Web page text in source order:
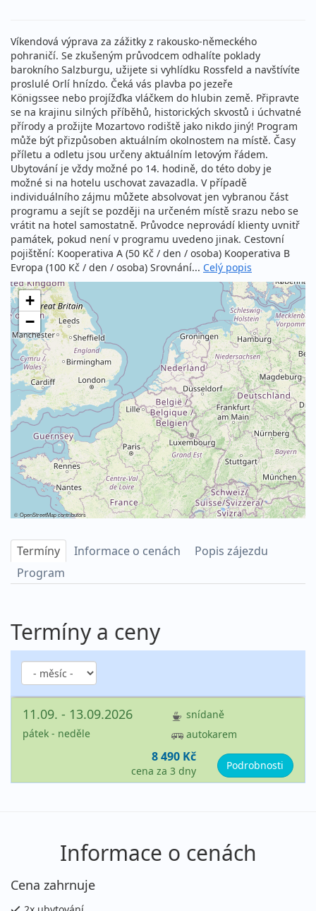
Víkendová výprava za zážitky z rakousko-německého
pohraničí. Se zkušeným průvodcem odhalíte poklady
barokního Salzburgu, užijete si vyhlídku Rossfeld a navštívíte
proslulé Orlí hnízdo. Čeká vás plavba po jezeře
Königssee nebo projížďka vláčkem do hlubin země. Připravte
se na krajinu silných příběhů, historických skvostů i úchvatné
přírody a prožijte Mozartovo rodiště jako nikdo jiný! Program
může být přizpůsoben aktuálním okolnostem na místě. Časy
příletu a odletu jsou určeny aktuálním letovým řádem.
Ubytování je vždy možné po 14. hodině, do této doby je
možné si na hotelu uschovat zavazadla. V případě
individuálního zájmu můžete absolvovat jen vybranou část
programu a sejít se později na určeném místě srazu nebo se
vrátit na hotel samostatně. Průvodce neprovádí klienty uvnitř
památek, pokud není v programu uvedeno jinak. Cestovní
pojištění: Kooperativa A (50 Kč / den / osoba) Kooperativa B
Evropa (100 Kč / den / osoba) Srovnání... Celý popis
+
−
©OpenStreetMapcontributors
Termíny Informace o cenách
Popis zájezdu
Program
Termíny a ceny
11.09. - 13.09.2026
pátek - neděle
snídaně
autokarem
8 490 Kč
cena za 3 dny Podrobnosti
Informace o cenách
Cena zahrnuje